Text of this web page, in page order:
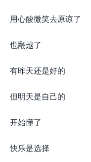
用心酸微笑去原谅了
也翻越了
有昨天还是好的
但明天是自己的
开始懂了
快乐是选择